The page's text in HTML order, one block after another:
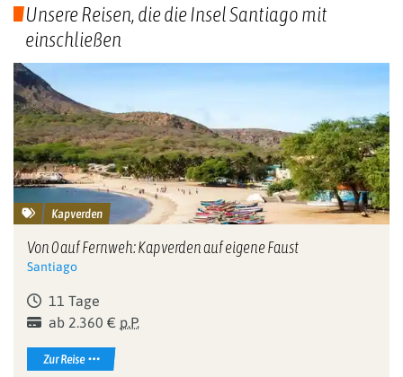
Unsere Reisen, die die Insel Santiago mit
einschließen
Kapverden
Von 0 auf Fernweh: Kapverden auf eigene Faust
Santiago
11 Tage
ab 2.360 € p.P.
Zur Reise